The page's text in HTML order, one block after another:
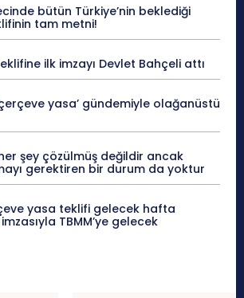
bütün Türkiye’nin beklediği
tam metni!
ilk imzayı Devlet Bahçeli attı
yasa’ gündemiyle olağanüstü
şey çözülmüş değildir ancak
gerektiren bir durum da yoktur
yasa teklifi gelecek hafta
TBMM’ye gelecek